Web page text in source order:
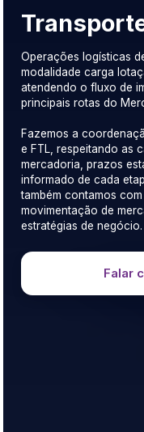
Operações logísticas
modalidade carga
atendendo o fluxo de
principais rotas do
Fazemos a
e FTL, respeitando as
mercadoria, prazos
informado de cada
também contamos
movimentação de
estratégias de negócio.
Falar